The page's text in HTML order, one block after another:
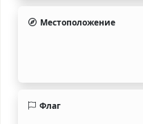
Местоположение
Флаг